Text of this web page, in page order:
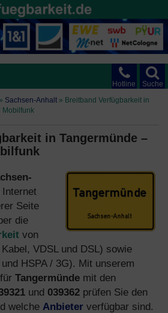
Suche
Hotline
» Sachsen-Anhalt » Breitband Verfügbarkeit in
Mobilfunk
in Tangermünde –
Seite
die
von
VDSL und DSL) sowie
HSPA / 3G). Mit unserem
Tangermünde mit den
und 039362 prüfen Sie den
welche Anbieter verfügbar sind.